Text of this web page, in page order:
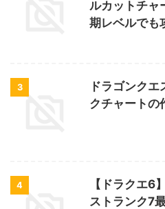
ルカットチャ
期レベルでも
3
ドラゴンク
クチャートの
4
【ドラクエ6
ストランク7